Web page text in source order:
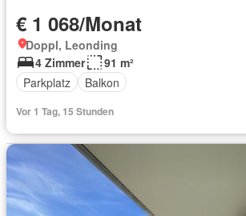
€ 1 068/Monat
Doppl, Leonding
4 Zimmer
91 m²
Parkplatz
Balkon
Vor 1 Tag, 15 Stunden